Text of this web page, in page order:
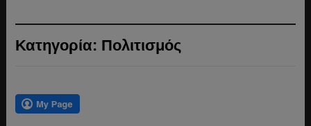
Κατηγορία: Πολιτισμός